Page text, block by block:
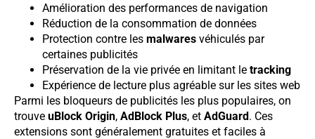
Amélioration des performances de navigation
Réduction de la consommation de données
Protection contre les malwares véhiculés par
certaines publicités
Préservation de la vie privée en limitant le tracking
Expérience de lecture plus agréable sur les sites web
Parmi les bloqueurs de publicités les plus populaires, on
trouve uBlock Origin, AdBlock Plus, et AdGuard. Ces
extensions sont généralement gratuites et faciles à